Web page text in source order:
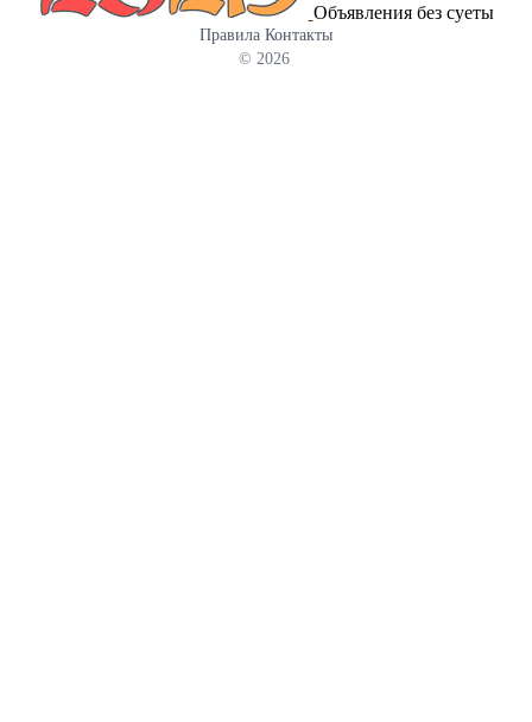
Объявления без суеты
Правила Контакты
© 2026